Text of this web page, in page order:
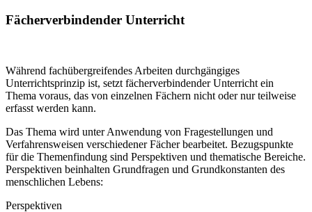
Fächerverbindender Unterricht
Während fachübergreifendes Arbeiten durchgängiges
Unterrichtsprinzip ist, setzt fächerverbindender Unterricht ein
Thema voraus, das von einzelnen Fächern nicht oder nur teilweise
erfasst werden kann.
Das Thema wird unter Anwendung von Fragestellungen und
Verfahrensweisen verschiedener Fächer bearbeitet. Bezugspunkte
für die Themenfindung sind Perspektiven und thematische Bereiche.
Perspektiven beinhalten Grundfragen und Grundkonstanten des
menschlichen Lebens:
Perspektiven